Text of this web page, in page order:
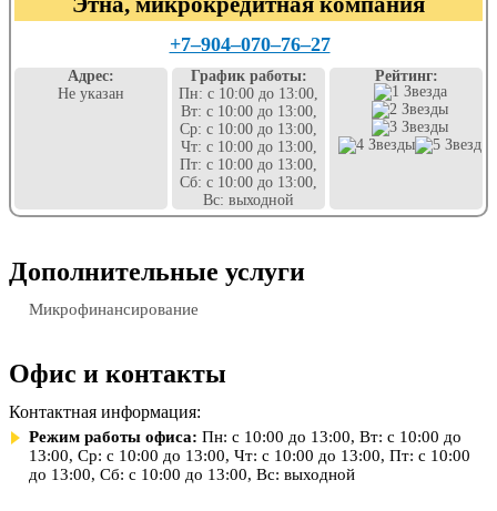
+7‒904‒070‒76‒27
Адрес:
Не указан
График работы:
Пн: с 10:00 до 13:00,
Вт: с 10:00 до 13:00,
Ср: с 10:00 до 13:00,
Чт: с 10:00 до 13:00,
Пт: с 10:00 до 13:00,
Сб: с 10:00 до 13:00,
Вс: выходной
Рейтинг:
Дополнительные услуги
Микрофинансирование
Офис и контакты
Контактная информация:
Режим работы офиса: Пн: с 10:00 до 13:00, Вт: с 10:00 до
13:00, Ср: с 10:00 до 13:00, Чт: с 10:00 до 13:00, Пт: с 10:00
до 13:00, Сб: с 10:00 до 13:00, Вс: выходной